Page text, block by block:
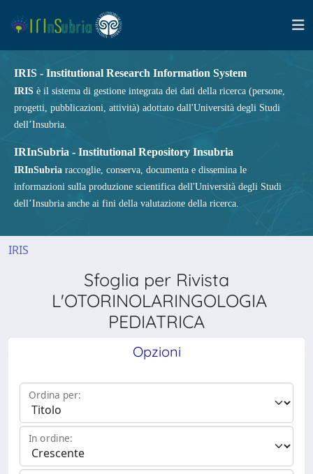
IRIS - Institutional Research Information System
IRIS è il sistema di gestione integrata dei dati della ricerca (persone,
progetti, pubblicazioni, attività) adottato dall'Università degli Studi
dell’Insubria.
IRInSubria - Institutional Repository Insubria
IRInSubria raccoglie, conserva, documenta e dissemina le
informazioni sulla produzione scientifica dell'Università degli Studi
dell’Insubria anche ai fini della valutazione della ricerca.
IRIS
Sfoglia per Rivista
L'OTORINOLARINGOLOGIA
PEDIATRICA
Opzioni
Ordina per:
In ordine: